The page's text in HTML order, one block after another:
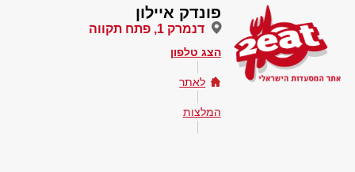
פונדק איילון
דנמרק 1, פתח תקווה
הצג טלפון
לאתר
המלצות